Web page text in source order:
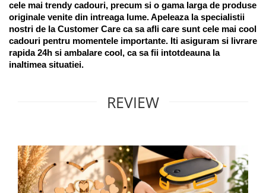
cele mai trendy cadouri, precum si o gama larga de produse
originale venite din intreaga lume. Apeleaza la specialistii
nostri de la Customer Care ca sa afli care sunt cele mai cool
cadouri pentru momentele importante. Iti asiguram si livrare
rapida 24h si ambalare cool, ca sa fii intotdeauna la
inaltimea situatiei.
REVIEW